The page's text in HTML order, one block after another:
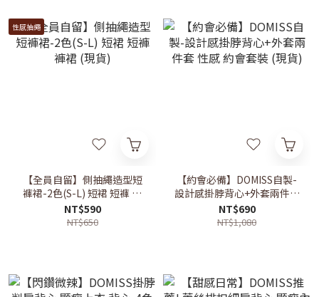
性感抽繩
【全員自留】側抽繩造型短
褲裙-2色(S-L) 短裙 短褲 褲
裙 (現貨)
NT$590
NT$650
【約會必備】DOMISS自製-
設計感掛脖背心+外套兩件套
性感 約會套裝 (現貨)
NT$690
NT$1,080